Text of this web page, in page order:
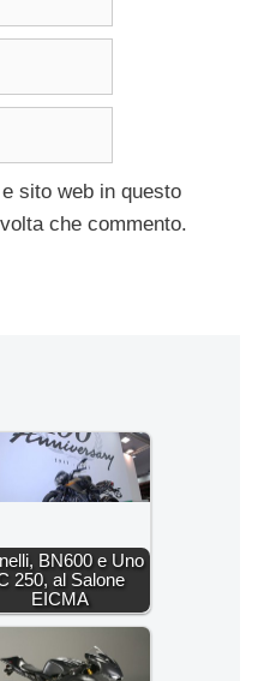
sito web in questo
che commento.
BN600 e Uno
250, al Salone
EICMA